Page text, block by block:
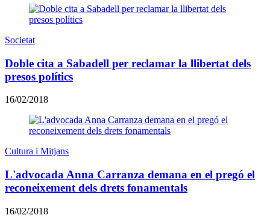
Societat
Doble cita a Sabadell per reclamar la llibertat dels
presos polítics
16/02/2018
Cultura i Mitjans
L'advocada Anna Carranza demana en el pregó el
reconeixement dels drets fonamentals
16/02/2018